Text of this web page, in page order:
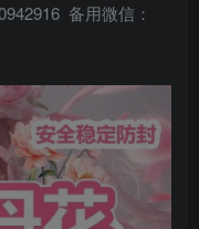
备用微信：